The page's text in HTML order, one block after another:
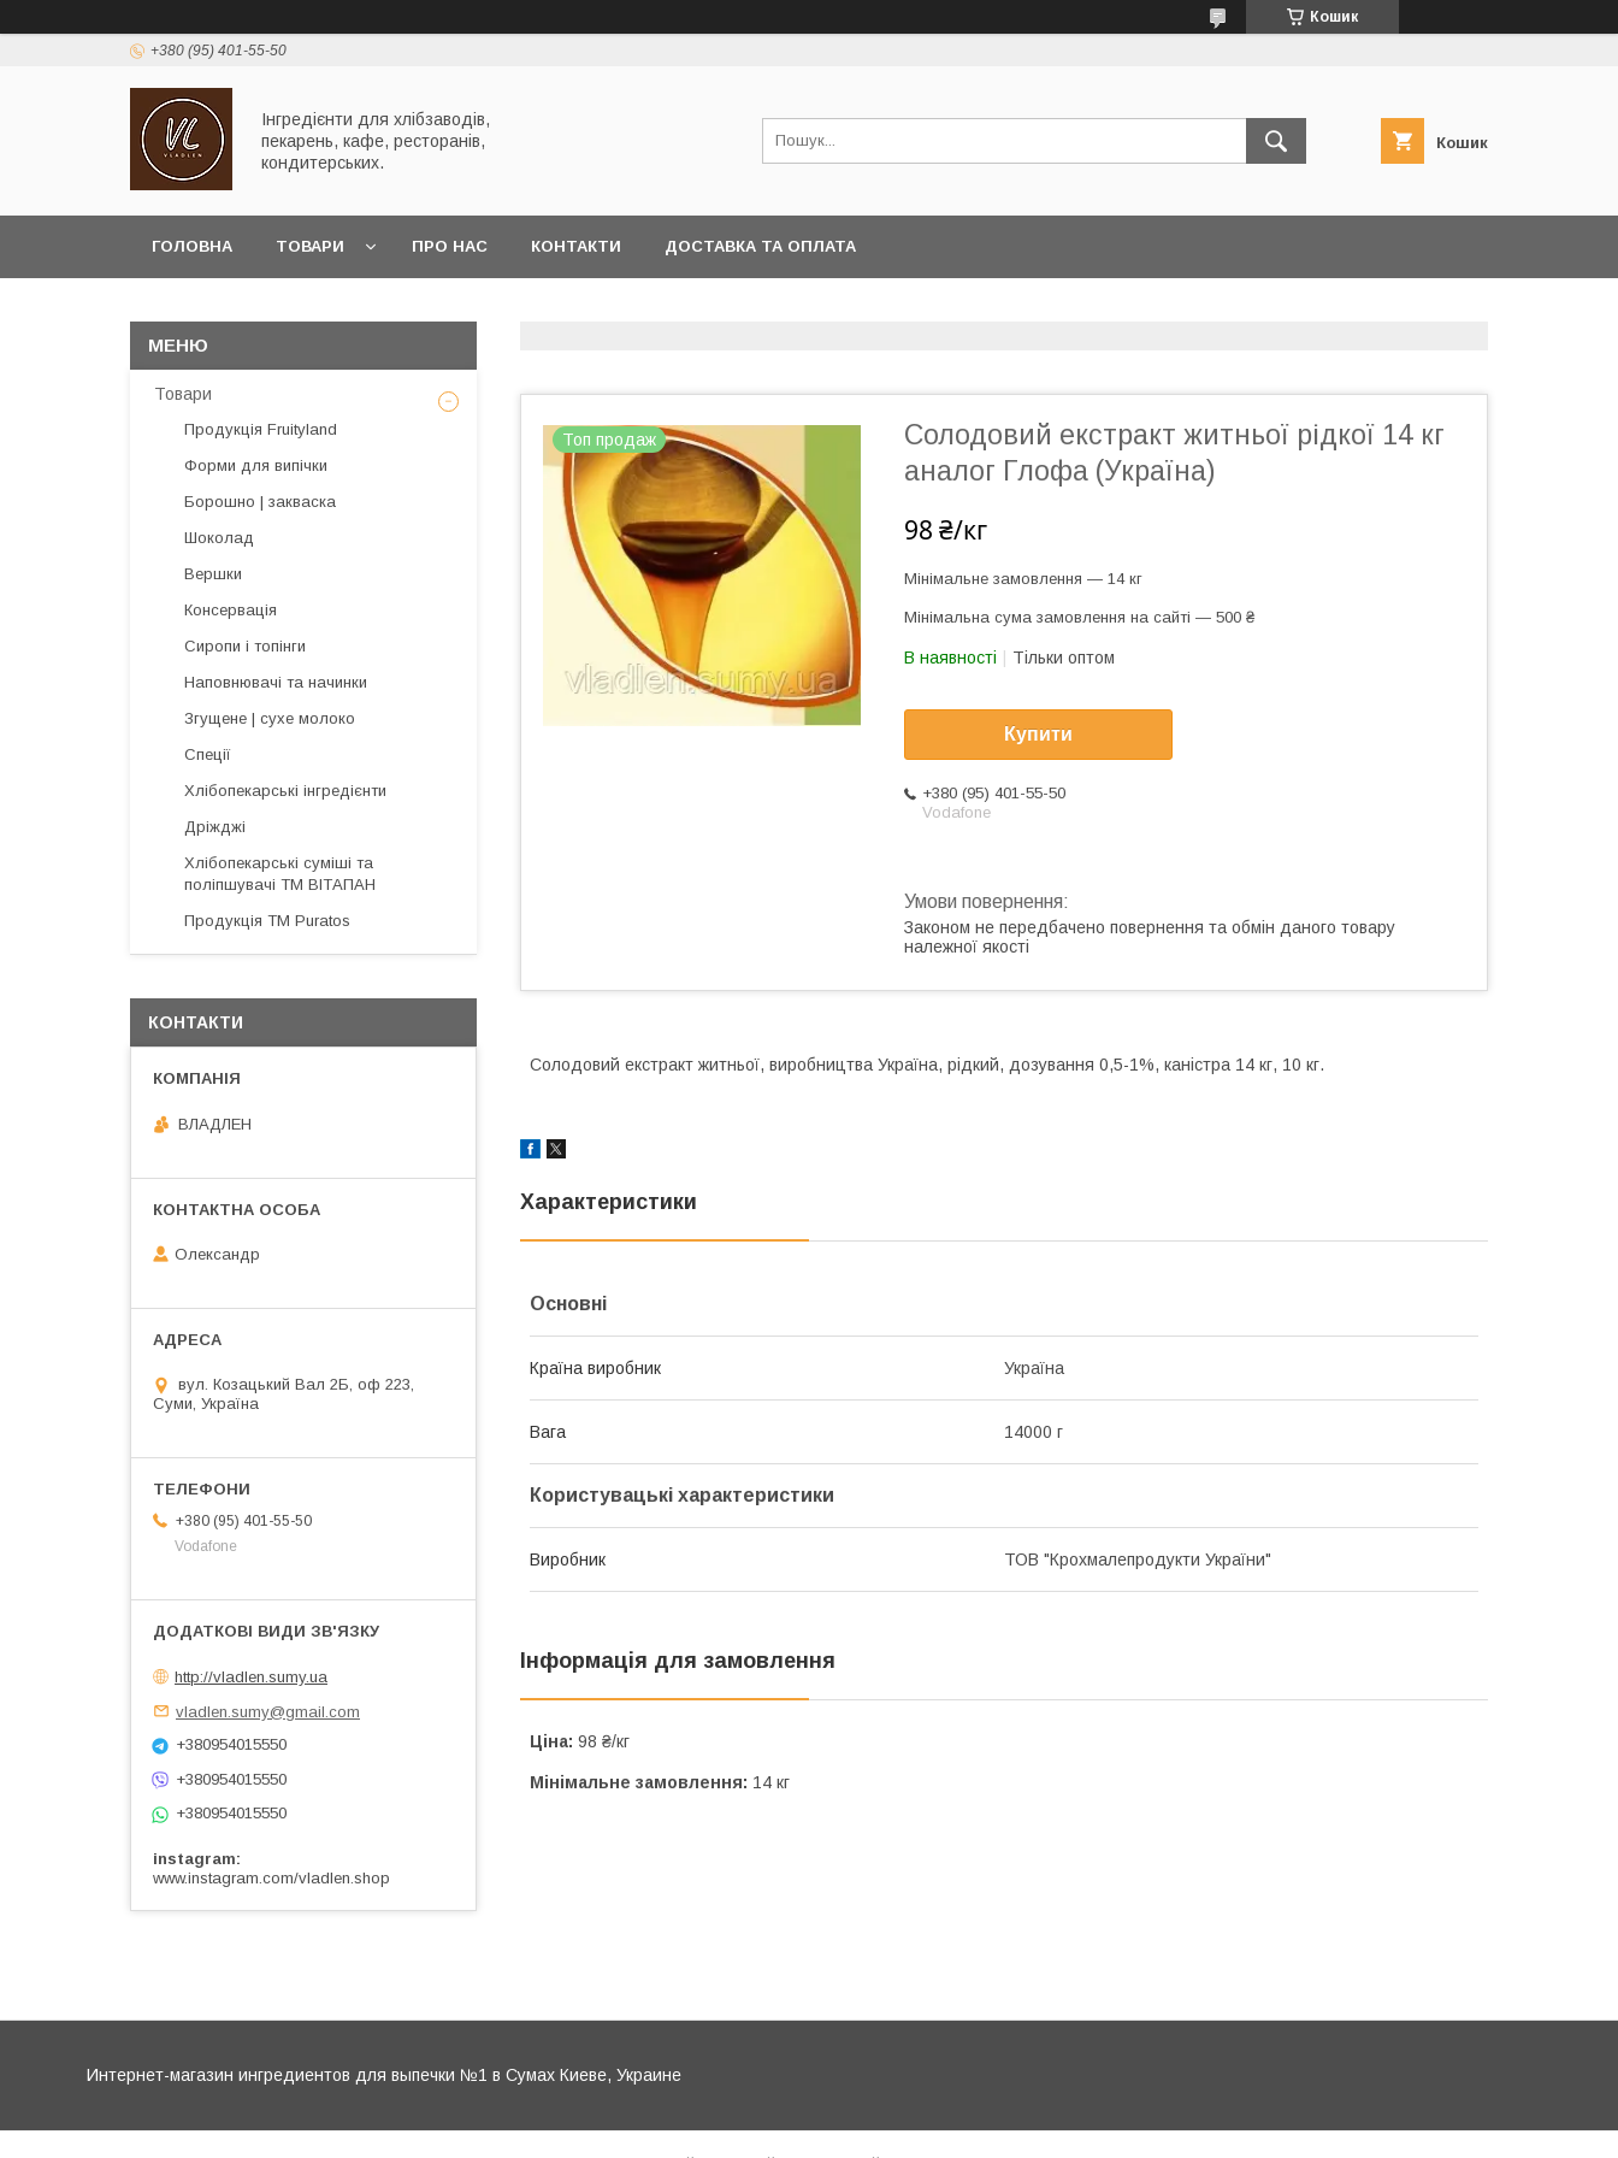
Кошик
+380 (95) 401-55-50
Інгредієнти для хлібзаводів,
пекарень, кафе, ресторанів,
кондитерських.
Кошик
ГОЛОВНА ТОВАРИ ПРО НАС КОНТАКТИ ДОСТАВКА ТА ОПЛАТА
Топ продаж
Солодовий екстракт житньої рідкої 14 кг
аналог Глофа (Україна)
98 ₴/кг
Мінімальне замовлення — 14 кг
Мінімальна сума замовлення на сайті — 500 ₴
В наявності Тільки оптом
Купити
+380 (95) 401-55-50
Vodafone
Законом не передбачено повернення та обмін даного товару
належної якості
Солодовий екстракт житньої, виробництва Україна, рідкий, дозування 0,5-1%, каністра 14 кг, 10 кг.
Характеристики
Основні
Країна виробник Україна
Вага 14000 г
Користувацькi характеристики
Виробник ТОВ "Крохмалепродукти України"
Інформація для замовлення
Ціна: 98 ₴/кг
Мінімальне замовлення: 14 кг
Товари
Продукція Fruityland
Форми для випічки
Борошно | закваска
Шоколад
Вершки
Консервація
Сиропи і топінги
Наповнювачі та начинки
Згущене | сухе молоко
Спеції
Хлібопекарські інгредієнти
Дріжджі
Хлібопекарські суміші та
поліпшувачі ТМ ВІТАПАН
Продукція ТМ Puratos
КОНТАКТИ
ВЛАДЛЕН
Олександр
вул. Козацький Вал 2Б, оф 223,
Суми, Україна
+380 (95) 401-55-50
Vodafone
http://vladlen.sumy.ua
vladlen.sumy@gmail.com
+380954015550
+380954015550
+380954015550
instagram
www.instagram.com/vladlen.shop
Интернет-магазин ингредиентов для выпечки №1 в Сумах Киеве, Украине